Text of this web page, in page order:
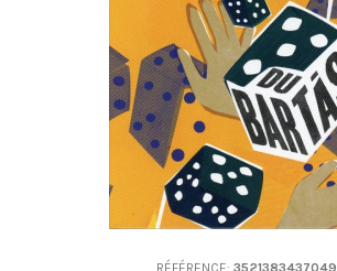
RÉFÉRENCE: 3521383437049